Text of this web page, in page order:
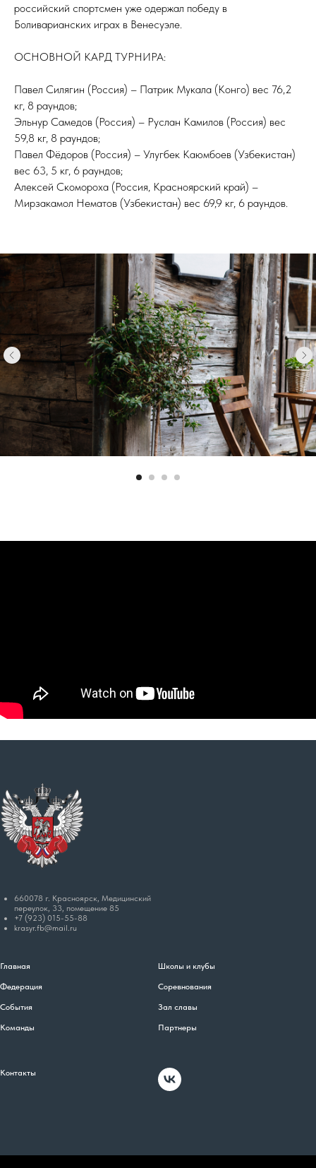
российский спортсмен уже одержал победу в
Боливарианских играх в Венесуэле.
ОСНОВНОЙ КАРД ТУРНИРА:
Павел Силягин (Россия) – Патрик Мукала (Конго) вес 76,2
кг, 8 раундов;
Эльнур Самедов (Россия) – Руслан Камилов (Россия) вес
59,8 кг, 8 раундов;
Павел Фёдоров (Россия) – Улугбек Каюмбоев (Узбекистан)
вес 63, 5 кг, 6 раундов;
Алексей Скомороха (Россия, Красноярский край) –
Мирзакамол Нематов (Узбекистан) вес 69,9 кг, 6 раундов.
660078 г. Красноярск, Медицинский
переулок, 33, помещение 85
+7 (923) 015-55-88
krasyr.fb@mail.ru
Главная
Федерация
События
Команды
Школы и клубы
Соревнования
Зал славы
Партнеры
Контакты